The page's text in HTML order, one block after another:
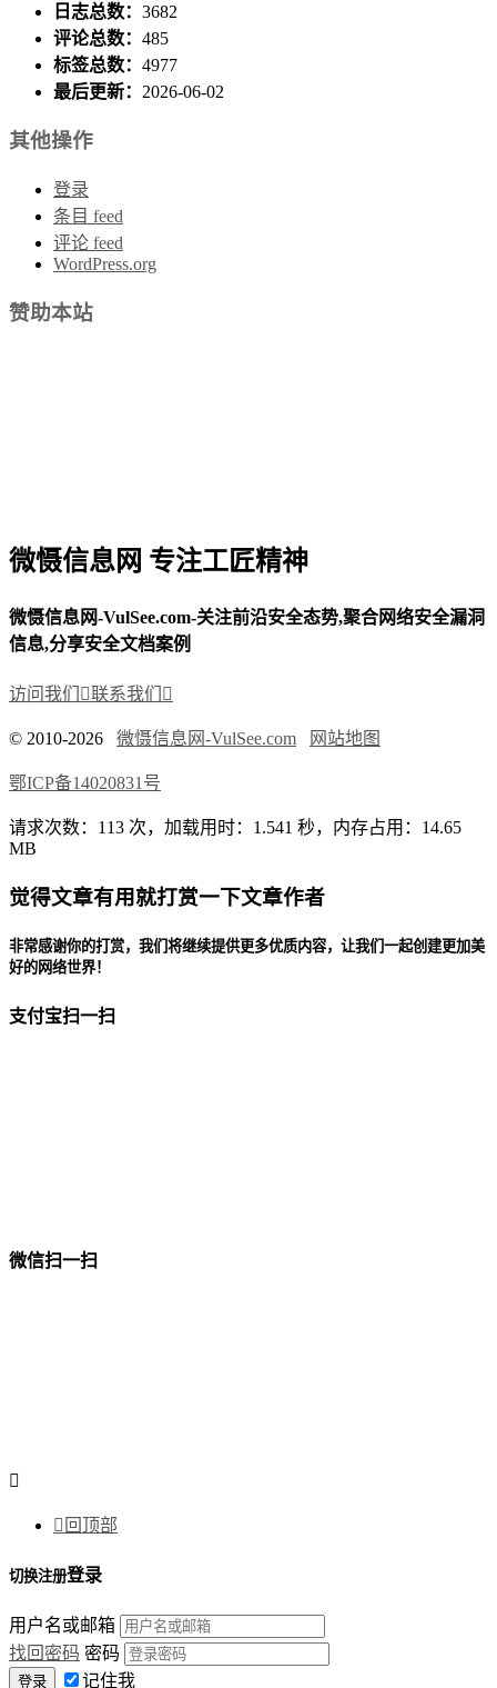
日志总数： 3682
评论总数： 485
标签总数： 4977
最后更新： 2026-06-02
其他操作
登录
条目 feed
评论 feed
WordPress.org
赞助本站
微慑信息网 专注工匠精神
微慑信息网-VulSee.com-关注前沿安全态势,聚合网络安全漏洞
信息,分享安全文档案例
访问我们 联系我们 
© 2010-2026 微慑信息网-VulSee.com 网站地图
鄂ICP备14020831号
请求次数：113 次，加载用时：1.541 秒，内存占用：14.65
MB
觉得文章有用就打赏一下文章作者
非常感谢你的打赏，我们将继续提供更多优质内容，让我们一起创建更加美
好的网络世界！
支付宝扫一扫
微信扫一扫

 回顶部
切换注册登录
用户名或邮箱
找回密码 密码
记住我